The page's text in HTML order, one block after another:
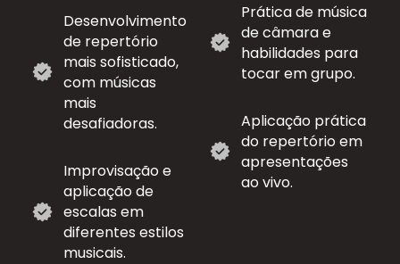
Desenvolvimento
de repertório
mais sofisticado,
com músicas
mais
desafiadoras.
Improvisação e
aplicação de
escalas em
diferentes estilos
musicais.
Prática de música
de câmara e
habilidades para
tocar em grupo.
Aplicação prática
do repertório em
apresentações
ao vivo.